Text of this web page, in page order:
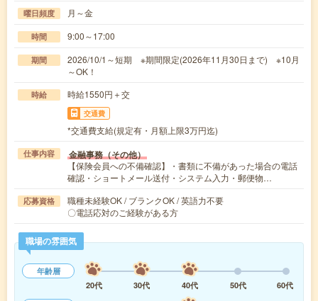
曜日頻度 月～金
時間 9:00～17:00
期間
2026/10/1～短期 ※期間限定(2026年11月30日まで) ※10月
～OK！
時給 時給1550円＋交
交通費
*交通費支給(規定有・月額上限3万円迄)
仕事内容 金融事務（その他）
【保険会員への不備確認】・書類に不備があった場合の電話
確認・ショートメール送付・システム入力・郵便物…
応募資格
職種未経験OK / ブランクOK / 英語力不要
〇電話応対のご経験がある方
職場の雰囲気
年齢層
20代
30代 40代 50代
60代